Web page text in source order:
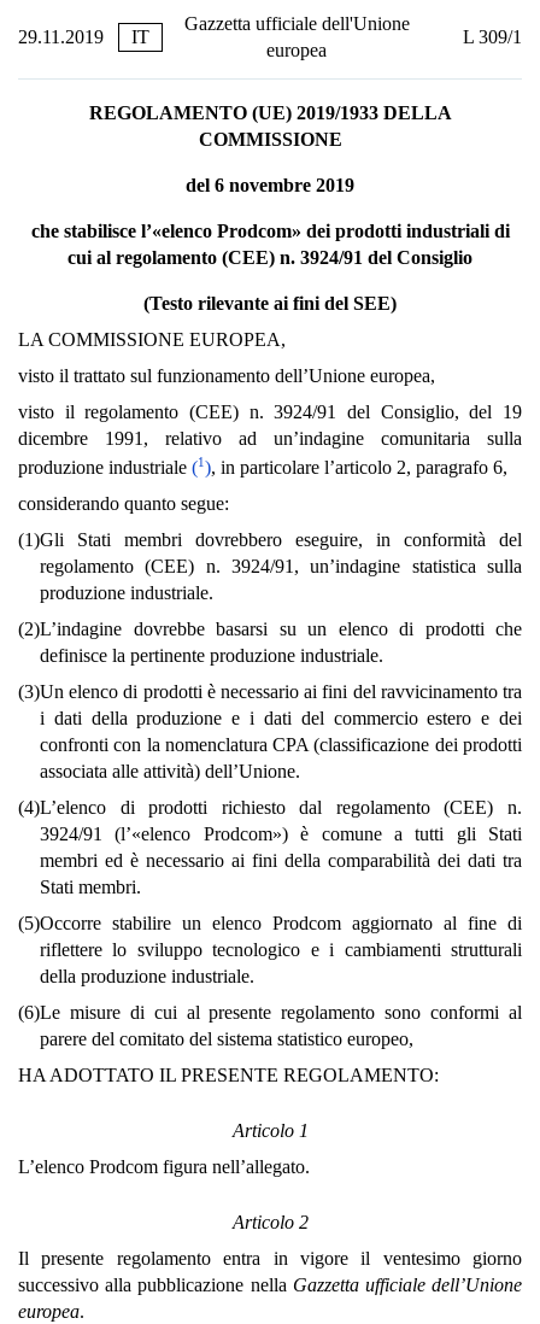
29.11.2019 IT
Gazzetta ufficiale dell'Unione
europea
L 309/1
REGOLAMENTO (UE) 2019/1933 DELLA
COMMISSIONE
del 6 novembre 2019
che stabilisce l’«elenco Prodcom» dei prodotti industriali di
cui al regolamento (CEE) n. 3924/91 del Consiglio
(Testo rilevante ai fini del SEE)
LA COMMISSIONE EUROPEA,
visto il trattato sul funzionamento dell’Unione europea,
visto il regolamento (CEE) n. 3924/91 del Consiglio, del 19
dicembre 1991, relativo ad un’indagine comunitaria sulla
produzione industriale (1), in particolare l’articolo 2, paragrafo 6,
considerando quanto segue:
(1)Gli Stati membri dovrebbero eseguire, in conformità del
regolamento (CEE) n. 3924/91, un’indagine statistica sulla
produzione industriale.
(2)L’indagine dovrebbe basarsi su un elenco di prodotti che
definisce la pertinente produzione industriale.
(3)Un elenco di prodotti è necessario ai fini del ravvicinamento tra
i dati della produzione e i dati del commercio estero e dei
confronti con la nomenclatura CPA (classificazione dei prodotti
associata alle attività) dell’Unione.
(4)L’elenco di prodotti richiesto dal regolamento (CEE) n.
3924/91 (l’«elenco Prodcom») è comune a tutti gli Stati
membri ed è necessario ai fini della comparabilità dei dati tra
Stati membri.
(5)Occorre stabilire un elenco Prodcom aggiornato al fine di
riflettere lo sviluppo tecnologico e i cambiamenti strutturali
della produzione industriale.
(6)Le misure di cui al presente regolamento sono conformi al
parere del comitato del sistema statistico europeo,
HA ADOTTATO IL PRESENTE REGOLAMENTO:
Articolo 1
L’elenco Prodcom figura nell’allegato.
Articolo 2
Il presente regolamento entra in vigore il ventesimo giorno
successivo alla pubblicazione nella Gazzetta ufficiale dell’Unione
europea.